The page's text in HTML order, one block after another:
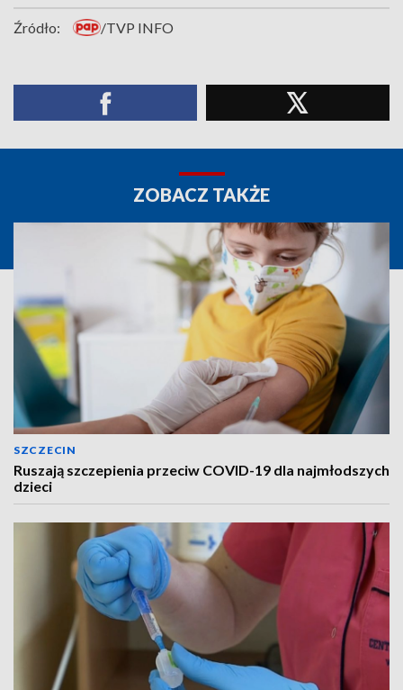
Źródło: /TVP INFO
ZOBACZ TAKŻE
SZCZECIN
Ruszają szczepienia przeciw COVID-19 dla najmłodszych
dzieci